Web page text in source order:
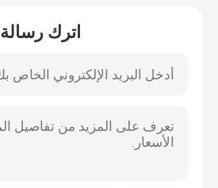
اترك رسالة